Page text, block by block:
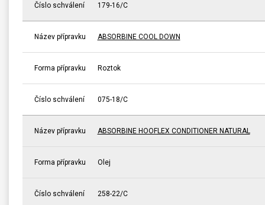
Číslo schválení 179-16/C
Název přípravku ABSORBINE COOL DOWN
Forma přípravku Roztok
Číslo schválení 075-18/C
Název přípravku ABSORBINE HOOFLEX CONDITIONER NATURAL
Forma přípravku Olej
Číslo schválení 258-22/C